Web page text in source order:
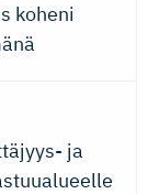
koheni
ja